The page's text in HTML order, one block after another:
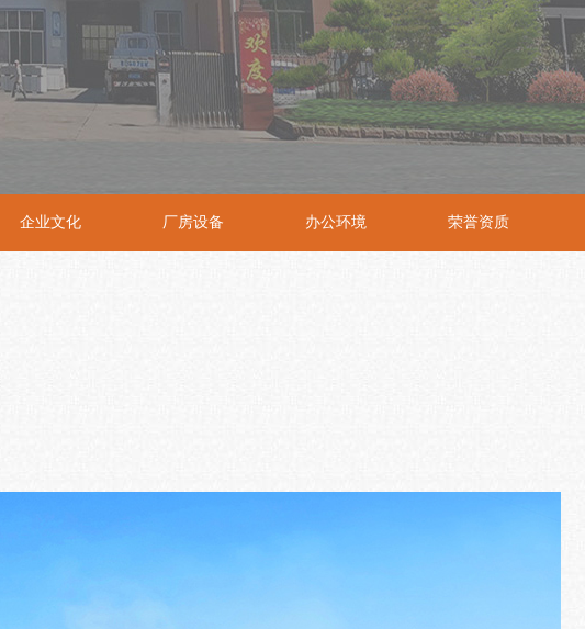
企业文化 厂房设备 办公环境 荣誉资质